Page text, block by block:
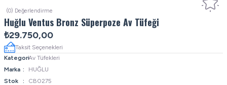
(0) Değerlendirme
Huğlu Ventus Bronz Süperpoze Av Tüfeği
₺29.750,00
Taksit Seçenekleri
KategoriAv Tüfekleri
Marka
HUĞLU
Stok
CB0275